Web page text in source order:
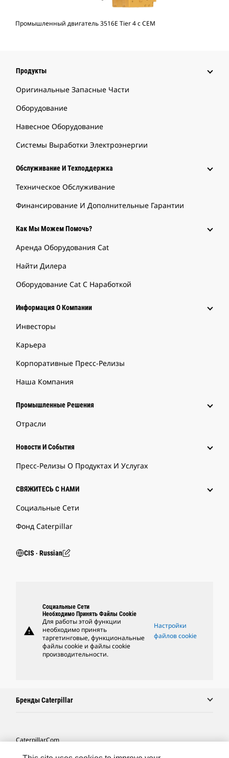
Промышленный двигатель 3516E Tier 4 с CEM
Продукты
Оригинальные Запасные Части
Оборудование
Навесное Оборудование
Системы Выработки Электроэнергии
Обслуживание И Техподдержка
Техническое Обслуживание
Финансирование И Дополнительные Гарантии
Как Мы Можем Помочь?
Аренда Оборудования Cat
Найти Дилера
Оборудование Cat С Наработкой
Информация О Компании
Инвесторы
Карьера
Корпоративные Пресс-Релизы
Наша Компания
Промышленные Решения
Отрасли
Новости И События
Пресс-Релизы О Продуктах И Услугах
СВЯЖИТЕСЬ С НАМИ
Социальные Сети
Фонд Caterpillar
CIS ‧ Russian
warning
Социальные Сети
Необходимо Принять Файлы Cookie
Для работы этой функции
необходимо принять
таргетинговые, функциональные
файлы cookie и файлы cookie
производительности.
Настройки
файлов cookie
Бренды Caterpillar
Caterpillar.com